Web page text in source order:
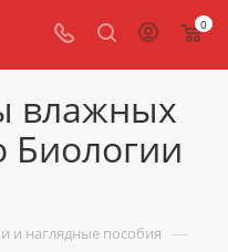
0
влажных
Биологии
и наглядные пособия —